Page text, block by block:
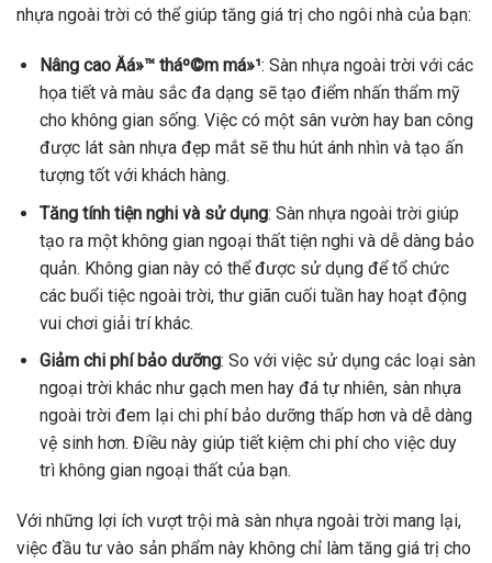
nhựa ngoài trời có thể giúp tăng giá trị cho ngôi nhà của bạn:
Nâng cao Äá»™ tháº©m má»¹: Sàn nhựa ngoài trời với các
họa tiết và màu sắc đa dạng sẽ tạo điểm nhấn thẩm mỹ
cho không gian sống. Việc có một sân vườn hay ban công
được lát sàn nhựa đẹp mắt sẽ thu hút ánh nhìn và tạo ấn
tượng tốt với khách hàng.
Tăng tính tiện nghi và sử dụng: Sàn nhựa ngoài trời giúp
tạo ra một không gian ngoại thất tiện nghi và dễ dàng bảo
quản. Không gian này có thể được sử dụng để tổ chức
các buổi tiệc ngoài trời, thư giãn cuối tuần hay hoạt động
vui chơi giải trí khác.
Giảm chi phí bảo dưỡng: So với việc sử dụng các loại sàn
ngoại trời khác như gạch men hay đá tự nhiên, sàn nhựa
ngoài trời đem lại chi phí bảo dưỡng thấp hơn và dễ dàng
vệ sinh hơn. Điều này giúp tiết kiệm chi phí cho việc duy
trì không gian ngoại thất của bạn.
Với những lợi ích vượt trội mà sàn nhựa ngoài trời mang lại,
việc đầu tư vào sản phẩm này không chỉ làm tăng giá trị cho